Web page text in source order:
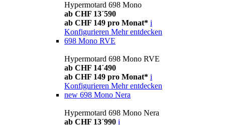
Hypermotard 698 Mono
ab CHF 13´590
ab CHF 149 pro Monat* i
Konfigurieren Mehr entdecken
698 Mono RVE
Hypermotard 698 Mono RVE
ab CHF 14´490
ab CHF 149 pro Monat* i
Konfigurieren Mehr entdecken
new 698 Mono Nera
Hypermotard 698 Mono Nera
ab CHF 13´990 i